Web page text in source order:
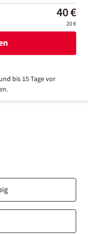
40 €
20 €
bis 15 Tage vor